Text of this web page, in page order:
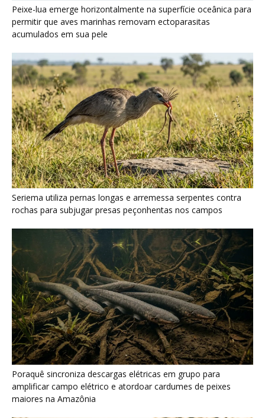
Peixe-lua emerge horizontalmente na superfície oceânica para
permitir que aves marinhas removam ectoparasitas
acumulados em sua pele
Seriema utiliza pernas longas e arremessa serpentes contra
rochas para subjugar presas peçonhentas nos campos
Poraquê sincroniza descargas elétricas em grupo para
amplificar campo elétrico e atordoar cardumes de peixes
maiores na Amazônia